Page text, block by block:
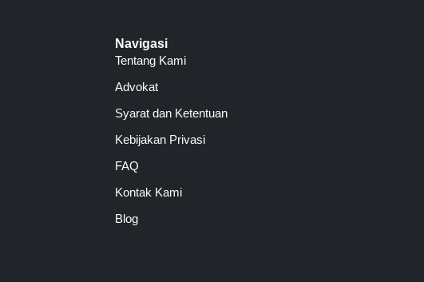
Navigasi
Tentang Kami
Advokat
Syarat dan Ketentuan
Kebijakan Privasi
FAQ
Kontak Kami
Blog